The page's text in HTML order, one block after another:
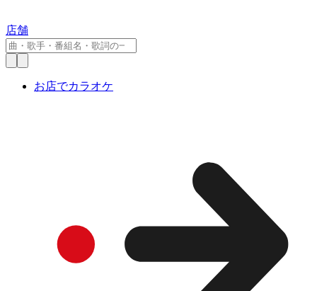
店舗
お店でカラオケ